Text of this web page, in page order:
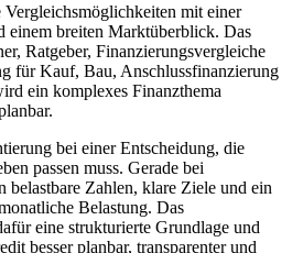
mit einer
einem breiten Marktüberblick. Das
Ratgeber, Finanzierungsvergleiche
für Kauf, Bau, Anschlussfinanzierung
ein komplexes Finanzthema
bei einer Entscheidung, die
passen muss. Gerade bei
belastbare Zahlen, klare Ziele und ein
Belastung. Das
eine strukturierte Grundlage und
besser planbar, transparenter und